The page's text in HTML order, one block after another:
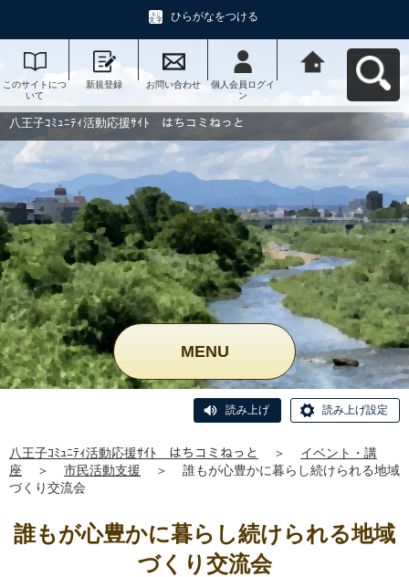
ひらがなをつける
このサイトにつ
いて
新規登録 お問い合わせ
個人会員ログイ
ン
動応援ｻｲﾄ はち
コミねっとへ戻
八王子ｺﾐｭﾆﾃｨ活動応援ｻｲﾄ はちコミねっと
MENU
読み上げ 読み上げ設定
八王子ｺﾐｭﾆﾃｨ活動応援ｻｲﾄ はちコミねっと ＞
イベント・講
座
＞ 市民活動支援 ＞
誰もが心豊かに暮らし続けられる地域
づくり交流会
誰もが心豊かに暮らし続けられる地域
づくり交流会